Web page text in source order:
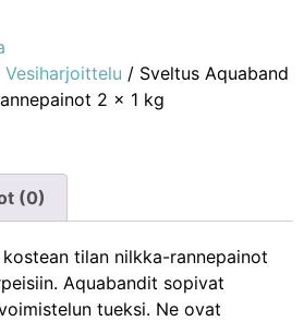
Vesiharjoittelu / Sveltus Aquaband
2 x 1 kg
(0)
tilan nilkka-rannepainot
Aquabandit sopivat
tueksi. Ne ovat